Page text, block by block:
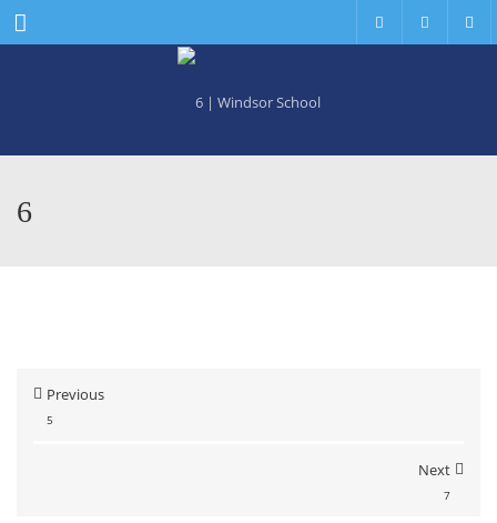
Menu
6
Previous
5
Next
7